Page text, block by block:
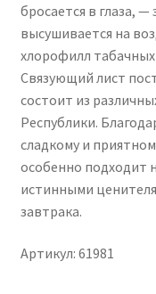
бросается в глаза,
высушивается на
хлорофилл
Связующий лист
состоит из
Республики.
сладкому и
особенно подходит
истинными
завтрака.
Артикул: 61981